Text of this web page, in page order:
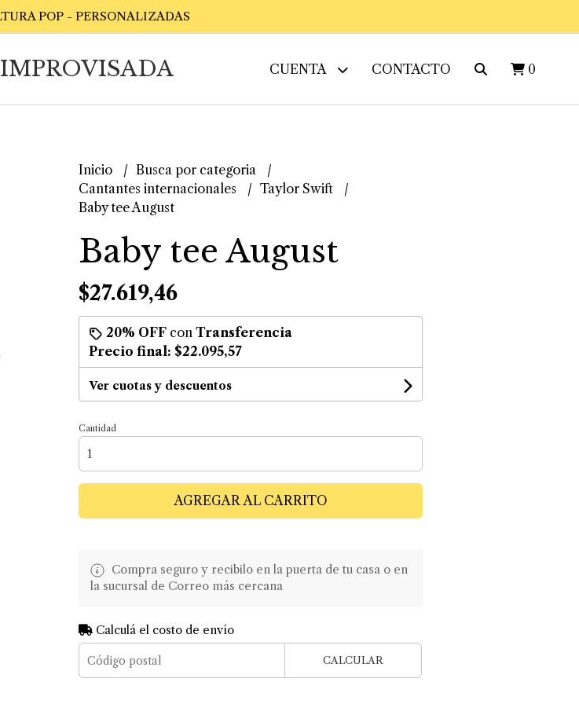
POP - PERSONALIZADAS
CUENTA CONTACTO 0
Inicio
Busca por categoria
Cantantes internacionales
Taylor Swift
Baby tee August
Baby tee August
$27.619,46
20% OFF con Transferencia
Precio final: $22.095,57
Ver cuotas y descuentos
Cantidad
AGREGAR AL CARRITO
Compra seguro y recibilo en la puerta de tu casa o en
la sucursal de Correo más cercana
Calculá el costo de envío
CALCULAR